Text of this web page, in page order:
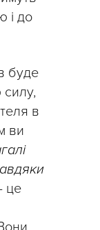
і до
буде
силу,
в
ви
це